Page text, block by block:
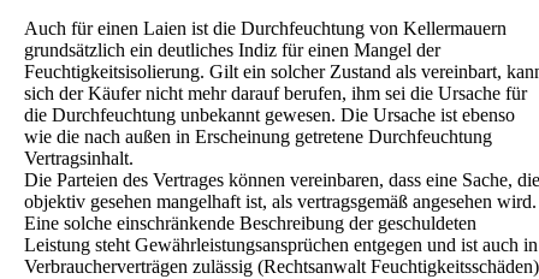
Auch für einen Laien ist die Durchfeuchtung von Kellermauern
grundsätzlich ein deutliches Indiz für einen Mangel der
Feuchtigkeitsisolierung. Gilt ein solcher Zustand als vereinbart,
sich der Käufer nicht mehr darauf berufen, ihm sei die Ursache für
die Durchfeuchtung unbekannt gewesen. Die Ursache ist ebenso
wie die nach außen in Erscheinung getretene Durchfeuchtung
Vertragsinhalt.
Die Parteien des Vertrages können vereinbaren, dass eine Sache, die
objektiv gesehen mangelhaft ist, als vertragsgemäß angesehen wird.
Eine solche einschränkende Beschreibung der geschuldeten
Leistung steht Gewährleistungsansprüchen entgegen und ist auch in
Verbraucherverträgen zulässig (Rechtsanwalt